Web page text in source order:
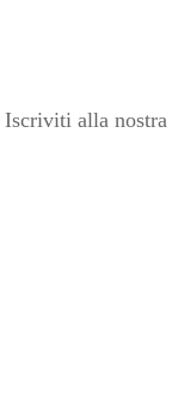
Iscriviti alla nostra